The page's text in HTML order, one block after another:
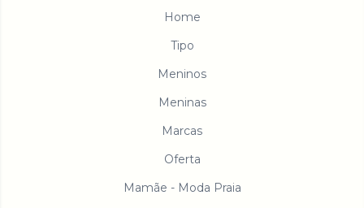
Home
Tipo
Meninos
Meninas
Marcas
Oferta
Mamãe - Moda Praia